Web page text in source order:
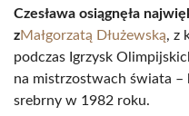
Czesława osiągnęła
zMałgorzatą Dłużewską, z
podczas Igrzysk
na mistrzostwach świata
srebrny w 1982 roku.